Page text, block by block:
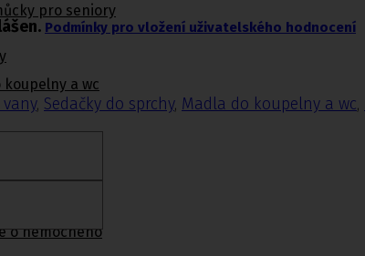
pro seniory
koupelny a wc
vany, Sedačky do sprchy, Madla do koupelny a wc,
o nemocného
Podmínky pro vložení uživatelského hodnocení